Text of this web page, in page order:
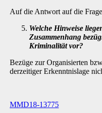
Auf die Antwort auf die
Welche Hinweise
Zusammenhang
Kriminalität vor?
Bezüge zur Organisierten
derzeitiger Erkenntnislage
MMD18-13775